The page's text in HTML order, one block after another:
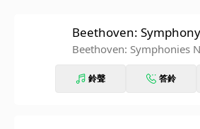
Beethoven:
ajor, Op. 55 "Eroica":
Beethoven: Symphonies
鈴聲 答鈴